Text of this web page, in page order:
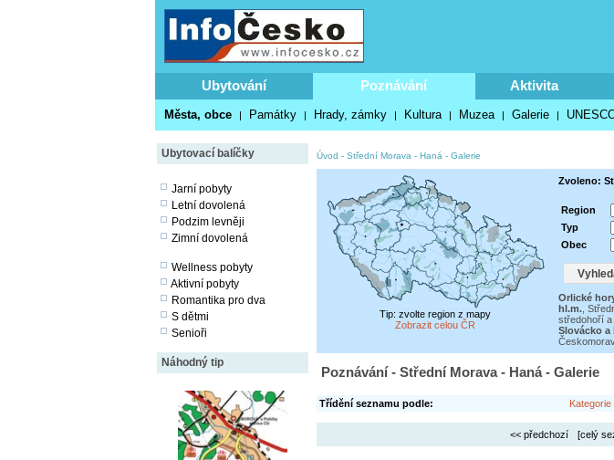
Ubytování Poznávání Aktivita
Města, obce | Památky | Hrady, zámky | Kultura | Muzea | Galerie |
Ubytovací balíčky
Jarní pobyty
Letní dovolená
Podzim levněji
Zimní dovolená
Wellness pobyty
Aktivní pobyty
Romantika pro dva
S dětmi
Senioři
Náhodný tip
Úvod - Střední Morava - Haná - Galerie
Tip: zvolte region z mapy
Zobrazit celou ČR
Zvoleno:
Region
Typ
Obec
Orlické
hl.m.,
středohoří
Slovácko a
Poznávání - Střední Morava - Haná - Galerie
Třídění seznamu podle: Kategorie
<< předchozí [celý